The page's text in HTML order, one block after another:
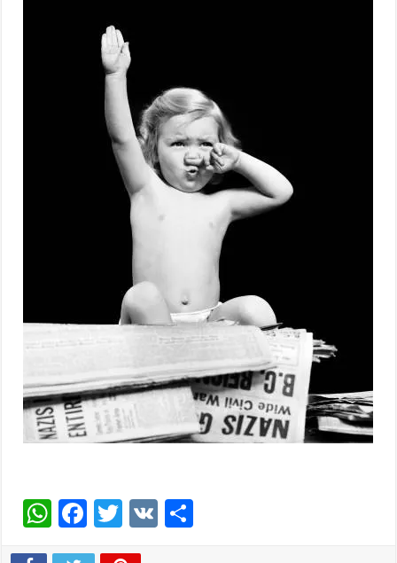
WhatsApp
Facebook
Twitter
VK